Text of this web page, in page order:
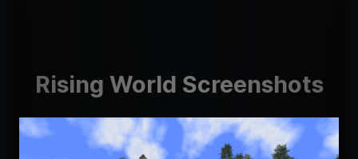
Rising World Screenshots